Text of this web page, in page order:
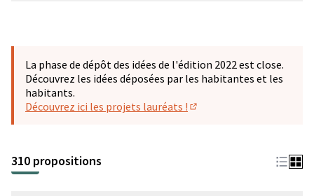
La phase de dépôt des idées de l'édition 2022 est close.
Découvrez les idées déposées par les habitantes et les
habitants.
Découvrez ici les projets lauréats !
310 propositions